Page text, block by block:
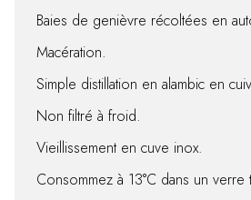
Baies de genièvre récoltées en
Macération.
Simple distillation en alambic en
Non filtré à froid.
Vieillissement en cuve inox.
Consommez à 13°C dans un verre